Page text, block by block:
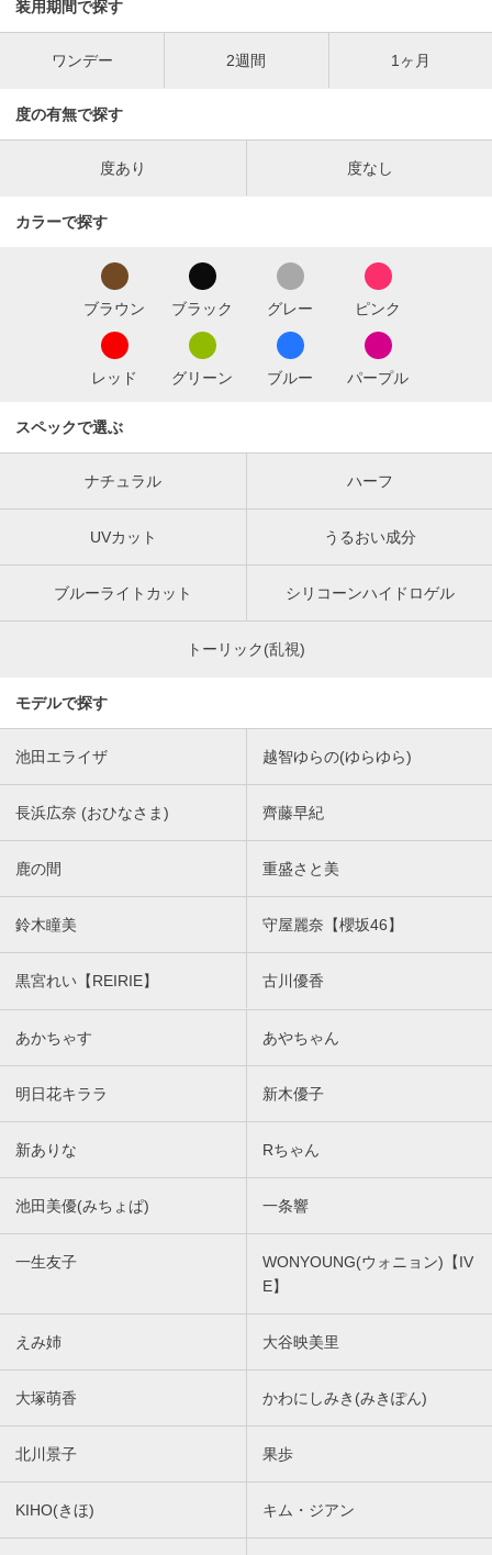
装用期間で探す
ワンデー 2週間 1ヶ月
度の有無で探す
度あり 度なし
カラーで探す
ブラウン ブラック グレー ピンク
レッド グリーン ブルー パープル
スペックで選ぶ
ナチュラル ハーフ
UVカット うるおい成分
ブルーライトカット シリコーンハイドロゲル
トーリック(乱視)
モデルで探す
池田エライザ 越智ゆらの(ゆらゆら)
長浜広奈 (おひなさま) 齊藤早紀
鹿の間 重盛さと美
鈴木瞳美 守屋麗奈【櫻坂46】
黒宮れい【REIRIE】 古川優香
あかちゃす あやちゃん
明日花キララ 新木優子
新ありな Rちゃん
池田美優(みちょぱ) 一条響
一生友子
WONYOUNG(ウォニョン)【IV
E】
えみ姉 大谷映美里
大塚萌香 かわにしみき(みきぽん)
北川景子 果歩
KIHO(きほ) キム・ジアン